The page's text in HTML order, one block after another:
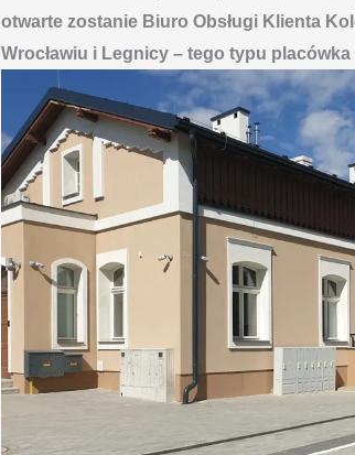
otwarte zostanie Biuro Obsługi Klienta
Wrocławiu i Legnicy – tego typu